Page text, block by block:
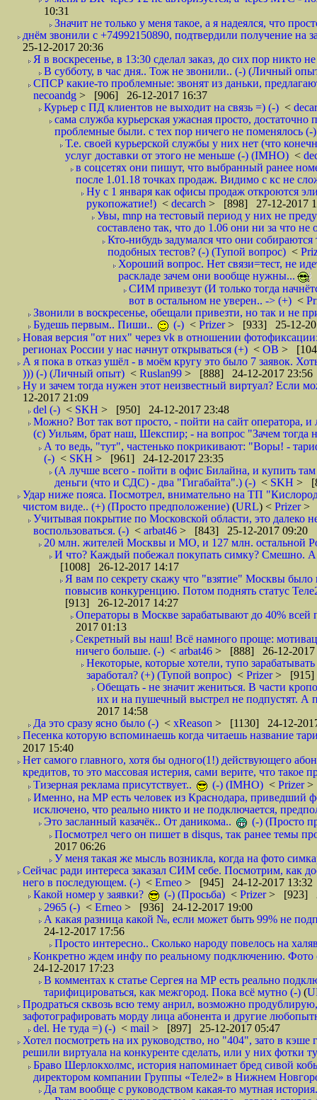
10:31
Значит не только у меня такое, а я надеялся, что
днём звонили с +74992150890, подтвердили получение на
25-12-2017 20:36
Я в воскресенье, в 13:30 сделал заказ, до сих пор никто
В субботу, в час дня.. Тож не звонили.. (-) (Личный
СПСР какие-то проблемные: звонят из даньки,
necoandg > [906] 26-12-2017 16:37
Курьер с ПД клиентов не выходит на связь =) (-) <
сама служба курьерская ужасная просто,
проблемные были. с тех пор ничего не поменялось (-)
Т.е. своей курьерской службы у них нет (что
услуг доставки от этого не меньше (-) (IMHO) <
в соцсетях они пишут, что выбранный ранее
после 1.01.18 точках продаж. Видимо с кс не
Ну с 1 января как офисы продаж откроются
рукопожатие!) < decarch > [898] 27-12-2017
Увы, mnp на тестовый период у них не
составлено так, что до 1.06 они ни за что не
Кто-нибудь задумался что они
подобных тестов? (-) (Тупой вопрос) <
Хороший вопрос. Нет связи=тест, не
раскладе зачем они вообще нужны...
СИМ привезут (И только тогда
вот в остальном не уверен.. -> (+) <
Звонили в воскресенье, обещали привезти, но так и не
Будешь первым.. Пиши..
(-) < Prizer> [933] 25-12-
Новая версия "от них" через vk в отношении
регионах России у нас начнут открываться (+) < ОВ >
А я пока в отказ ушёл - в моём кругу это было 7 заявок.
))) (-) (Личный опыт) < Ruslan99 > [888] 24-12-2017 23:56
Ну и зачем тогда нужен этот неизвестный виртуал? Если
12-2017 21:09
del (-) < SKH > [950] 24-12-2017 23:48
Можно? Вот так вот просто, - пойти на сайт оператора,
(с) Уильям, брат наш, Шекспир; - на вопрос "Зачем тогда
А то ведь, "тут", частенько покрикивают: "Воры! -
(-) < SKH > [961] 24-12-2017 23:35
(А лучше всего - пойти в офис Билайна, и купить
деньги (что и СДС) - два "Гигабайта".) (-) < SKH >
Удар ниже пояса. Посмотрел, внимательно на ТП
чистом виде.. (+) (Просто предположение) (URL) < Prizer>
Учитывая покрытие по Московской области, это далеко
воспользоваться. (-) < arbat46 > [843] 25-12-2017 09:20
20 млн. жителей Москвы и МО, и 127 млн. остальной
И что? Каждый побежал покупать симку? Смешно. А
[1008] 26-12-2017 14:17
Я вам по секрету скажу что "взятие" Москвы
повысив конкуренцию. Потом поднять статус
[913] 26-12-2017 14:27
Операторы в Москве зарабатывают до 40% всей
2017 01:13
Секретный вы наш! Всё намного проще:
ничего больше. (-) < arbat46 > [888] 26-12-2017
Некоторые, которые хотели, тупо
заработал? (+) (Тупой вопрос) < Prizer> [915]
Обещать - не значит жениться. В части
их и на пушечный выстрел не подпустят. А
2017 14:58
Да это сразу ясно было (-) < xReason > [1130] 24-12-
Песенка которую вспоминаешь когда читаешь название
2017 15:40
Нет самого главного, хотя бы одного(1!) действующего
кредитов, то это массовая истерия, сами верите, что такое
Тизерная реклама присутствует..
(-) (IMHO) < Prizer>
Именно, на МР есть человек из Краснодара, приведший
исключено, что реально никто и не подключается,
Это засланный казачёк.. От даникома..
(-) (Просто
Посмотрел чего он пишет в disqus, так ранее темы
2017 06:26
У меня такая же мысль возникла, когда на фото
Сейчас ради интереса заказал СИМ себе. Посмотрим, как
него в последующем. (-) < Erneo > [945] 24-12-2017 13:32
Какой номер у заявки?
(-) (Просьба) < Prizer> [923]
2965 (-) < Erneo > [936] 24-12-2017 19:00
А какая разница какой №, если может быть 99% не
24-12-2017 17:56
Просто интересно.. Сколько народу повелось на
Конкретно ждем инфу по реальному подключению. Фото
24-12-2017 17:23
В комментах к статье Сергея на МР есть реально
тарифицироваться, как межгород. Пока всё мутно (-) (
Продраться сквозь всю тему анрил, возможно
зафотографировать морду лица абонента и другие
del. Не туда =) (-) < mail > [897] 25-12-2017 05:47
Хотел посмотреть на их руководство, но "404", зато в
решили виртуала на конкуренте сделать, или у них фотки
Браво Шерлокхолмс, история напоминает бред сивой
директором компании Группы «Теле2» в Нижнем
Да там вообще с руководством какая-то мутная